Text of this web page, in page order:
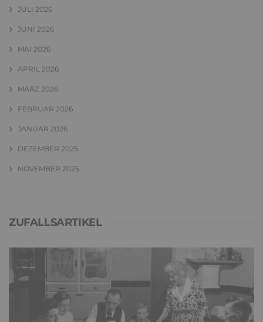
JULI 2026
JUNI 2026
MAI 2026
APRIL 2026
MÄRZ 2026
FEBRUAR 2026
JANUAR 2026
DEZEMBER 2025
NOVEMBER 2025
ZUFALLSARTIKEL